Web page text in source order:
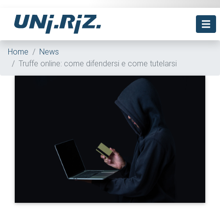
Home
News
Truffe online: come difendersi e come tutelarsi